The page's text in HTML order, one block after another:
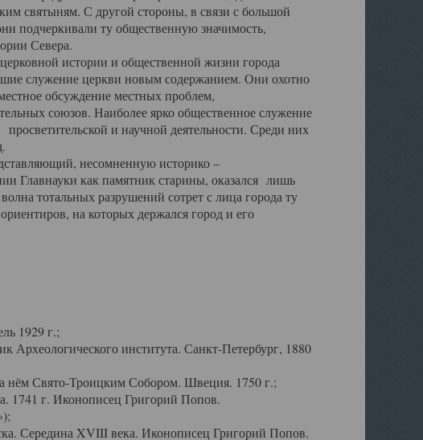
святыням. С другой стороны, в связи с большой
подчеркивали ту общественную значимость,
Севера.
истории и общественной жизни города
служение церкви новым содержанием. Они охотно
обсуждение местных проблем,
союзов. Наиболее ярко общественное служение
и научной деятельности. Среди них
несомненную историко –
Главнауки как памятник старины, оказался лишь
тотальных разрушений сотрет с лица города ту
на которых держался город и его
1929 г.;
института. Санкт-Петербург, 1880
Свято-Троицким Собором. Швеция. 1750 г.;
г. Иконописец Григорий Попов.
Середина XVIII века. Иконописец Григорий Попов.